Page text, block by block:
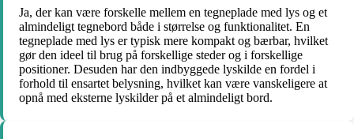
Ja, der kan være forskelle mellem en tegneplade med lys og et
almindeligt tegnebord både i størrelse og funktionalitet. En
tegneplade med lys er typisk mere kompakt og bærbar, hvilket
gør den ideel til brug på forskellige steder og i forskellige
positioner. Desuden har den indbyggede lyskilde en fordel i
forhold til ensartet belysning, hvilket kan være vanskeligere at
opnå med eksterne lyskilder på et almindeligt bord.